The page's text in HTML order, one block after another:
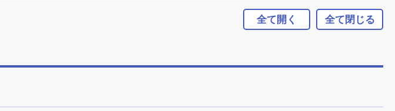
全て開く 全て閉じる